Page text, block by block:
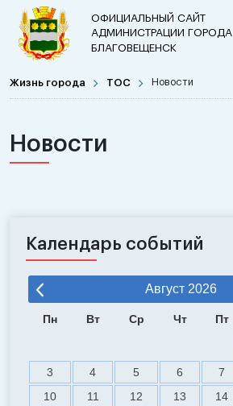
ОФИЦИАЛЬНЫЙ САЙТ
АДМИНИСТРАЦИИ ГОРОДА
БЛАГОВЕЩЕНСК
Жизнь города ТОС Новости
Новости
Календарь событий
Август 2026
Пн Вт Ср Чт Пт
3
4 5 6 7
10
11 12 13 14